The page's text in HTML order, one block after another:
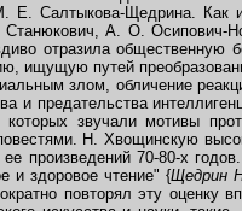
E. Салтыкова-Щедрина.
А. О. Осипович-
отразила общественную
ищущую путей
злом, обличение
и предательства
звучали мотивы
Н. Хвощинскую
произведений 70-80-х
и здоровое чтение" {Щедрин
повторял эту оценку